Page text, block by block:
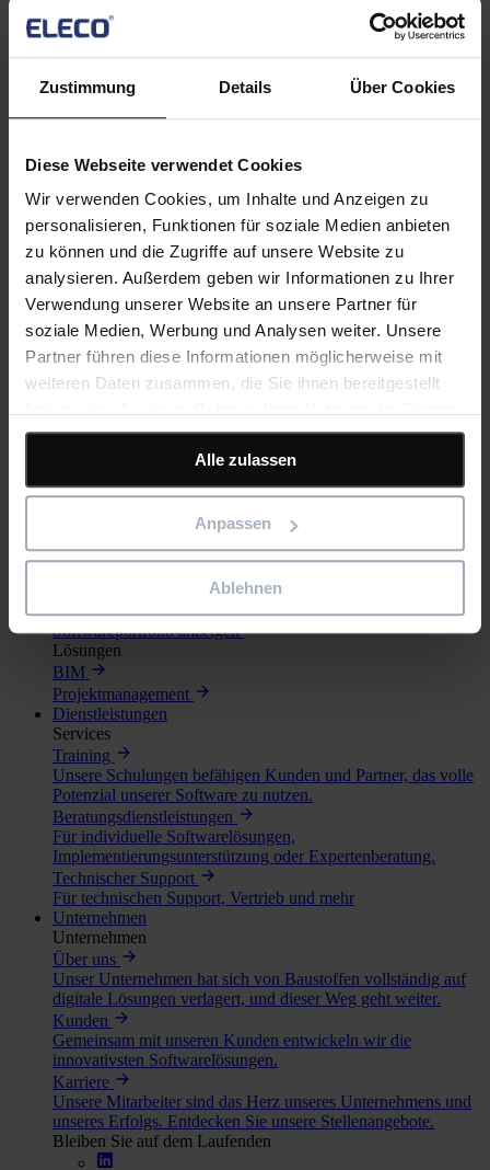
Zustimmung Details Über Cookies
Diese Webseite verwendet Cookies
Wir verwenden Cookies, um Inhalte und Anzeigen zu
personalisieren, Funktionen für soziale Medien anbieten
zu können und die Zugriffe auf unsere Website zu
analysieren. Außerdem geben wir Informationen zu Ihrer
Verwendung unserer Website an unsere Partner für
soziale Medien, Werbung und Analysen weiter. Unsere
Partner führen diese Informationen möglicherweise mit
weiteren Daten zusammen, die Sie ihnen bereitgestellt
gesammelt haben.
Alle zulassen
Anpassen
Ablehnen
© 2026 Asta Development GmbH trading as Eleco
Geschäftsbedingungen
An error has occurred, please try again later.
Toggle navigation
Software
Verfügbare Software
Asta Powerproject
Leistungsstarke, intuitive Software für Projektmanagement
und Risikoanalyse
Asta Vision
Webbasiertes Portal zur Verwaltung von Asta Powerproject-
Asta Powerproject 4D
4D-Planung leicht gemacht
Kollaborative Software für Projekt-, Portfolio- und
Ressourcenmanagement
Aktualisieren Sie Ihren Asta Powerproject-Plan direkt vor Ort
mit der mobilen App
Softwareportfolio anzeigen
Lösungen
BIM
Projektmanagement
Dienstleistungen
Services
Training
Unsere Schulungen befähigen Kunden und Partner, das volle
Potenzial unserer Software zu nutzen.
Beratungsdienstleistungen
Für individuelle Softwarelösungen,
Implementierungsunterstützung oder Expertenberatung.
Technischer Support
Für technischen Support, Vertrieb und mehr
Unternehmen
Unternehmen
Über uns
Unser Unternehmen hat sich von Baustoffen vollständig auf
digitale Lösungen verlagert, und dieser Weg geht weiter.
Kunden
Gemeinsam mit unseren Kunden entwickeln wir die
innovativsten Softwarelösungen.
Karriere
Unsere Mitarbeiter sind das Herz unseres Unternehmens und
unseres Erfolgs. Entdecken Sie unsere Stellenangebote.
Bleiben Sie auf dem Laufenden